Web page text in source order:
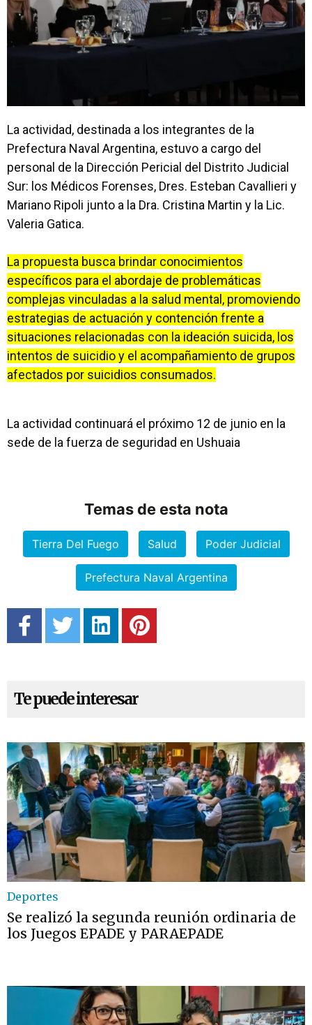
La actividad, destinada a los integrantes de la
Prefectura Naval Argentina, estuvo a cargo del
personal de la Dirección Pericial del Distrito Judicial
Sur: los Médicos Forenses, Dres. Esteban Cavallieri y
Mariano Ripoli junto a la Dra. Cristina Martin y la Lic.
Valeria Gatica.
La propuesta busca brindar conocimientos
específicos para el abordaje de problemáticas
complejas vinculadas a la salud mental, promoviendo
estrategias de actuación y contención frente a
situaciones relacionadas con la ideación suicida, los
intentos de suicidio y el acompañamiento de grupos
afectados por suicidios consumados.
La actividad continuará el próximo 12 de junio en la
sede de la fuerza de seguridad en Ushuaia
Temas de esta nota
Tierra Del Fuego Salud Poder Judicial
Prefectura Naval Argentina
Te puede interesar
Deportes
Se realizó la segunda reunión ordinaria de
los Juegos EPADE y PARAEPADE